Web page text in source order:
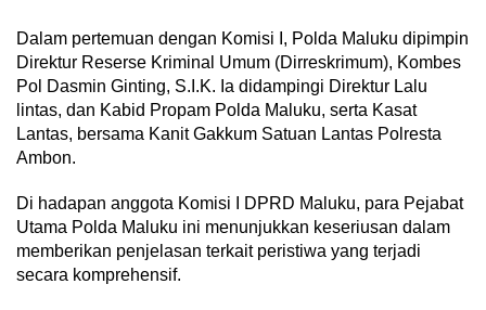
Dalam pertemuan dengan Komisi I, Polda Maluku dipimpin
Direktur Reserse Kriminal Umum (Dirreskrimum), Kombes
Pol Dasmin Ginting, S.I.K. Ia didampingi Direktur Lalu
lintas, dan Kabid Propam Polda Maluku, serta Kasat
Lantas, bersama Kanit Gakkum Satuan Lantas Polresta
Ambon.
Di hadapan anggota Komisi I DPRD Maluku, para Pejabat
Utama Polda Maluku ini menunjukkan keseriusan dalam
memberikan penjelasan terkait peristiwa yang terjadi
secara komprehensif.